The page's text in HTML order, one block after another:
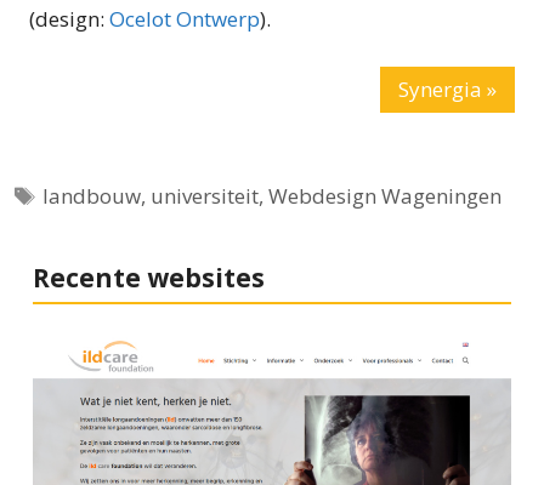
(design: Ocelot Ontwerp).
Synergia »
Tags
landbouw, universiteit,Webdesign Wageningen
Recente websites